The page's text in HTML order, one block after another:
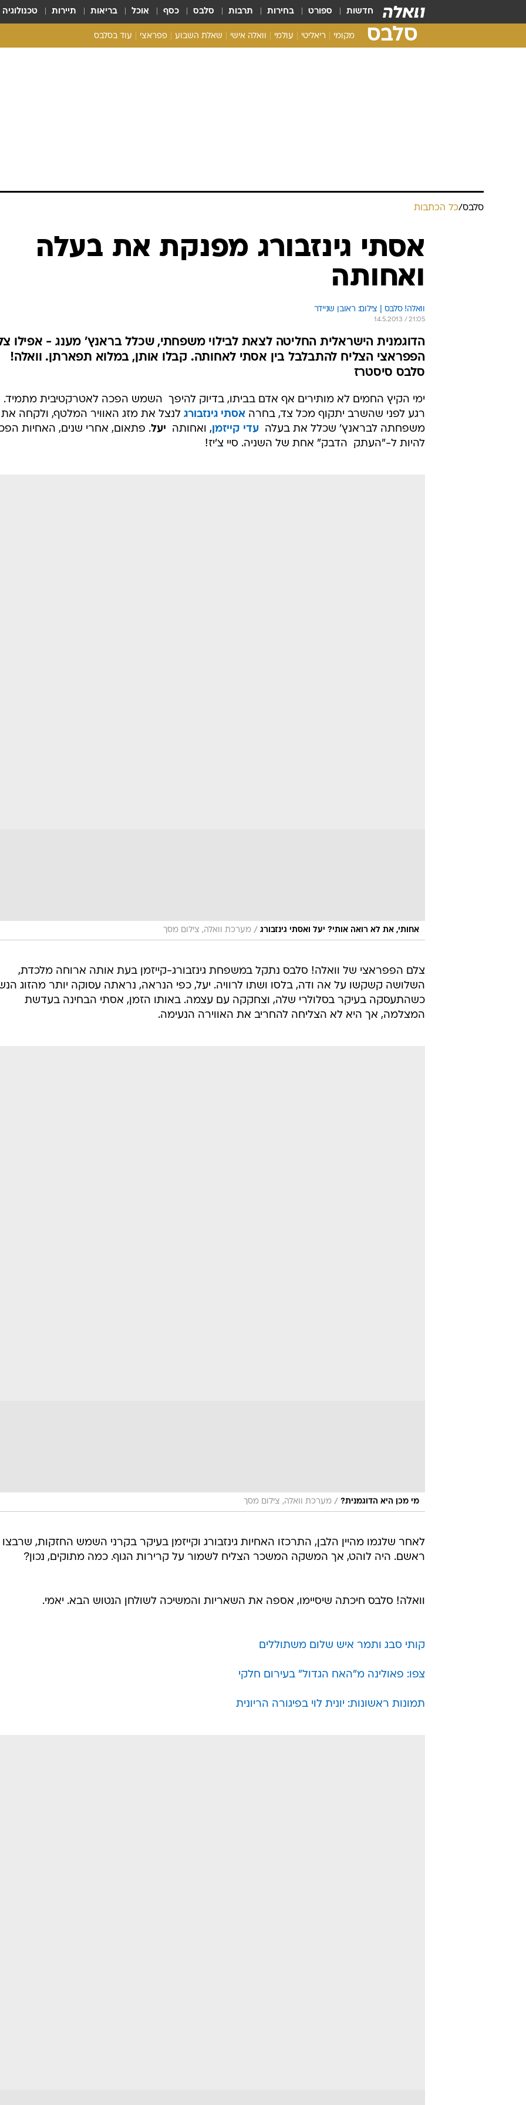
חדשות ספורט בחירות תרבות סלבס כסף אוכל בריאות תיירות טכנולוגיה
סלבס מקומי ריאליטי עולמי וואלה אישי שאלת השבוע פפראצי עוד בסלבס
סלבס/כל הכתבות
אסתי גינזבורג מפנקת את בעלה
ואחותה
וואלה! סלבס | צילום: ראובן שניידר
14.5.2013 / 21:05
הדוגמנית הישראלית החליטה לצאת לבילוי משפחתי, שכלל בראנץ' מענג - אפילו
הפפראצי הצליח להתבלבל בין אסתי לאחותה. קבלו אותן, במלוא תפארתן. וואלה!
סלבס סיסטרז
ימי הקיץ החמים לא מותירים אף אדם בביתו, בדיוק להיפך  השמש הפכה לאטרקטיבית מתמיד.
רגע לפני שהשרב יתקוף מכל צד, בחרה אסתי גינזבורג לנצל את מזג האוויר המלטף, ולקחה את
משפחתה לבראנץ' שכלל את בעלה  עדי קייזמן, ואחותה  יעל. פתאום, אחרי שנים, האחיות
להיות ל-"העתק  הדבק" אחת של השניה. סיי צ'יז!
אחותי, את לא רואה אותי? יעל ואסתי גינזבורג / מערכת וואלה, צילום מסך
צלם הפפראצי של וואלה! סלבס נתקל במשפחת גינזבורג-קייזמן בעת אותה ארוחה מלכדת,
השלושה קשקשו על אה ודה, בלסו ושתו לרוויה. יעל, כפי הנראה, נראתה עסוקה יותר מהזוג
כשהתעסקה בעיקר בסלולרי שלה, וצחקקה עם עצמה. באותו הזמן, אסתי הבחינה בעדשת
המצלמה, אך היא לא הצליחה להחריב את האווירה הנעימה.
מי מכן היא הדוגמנית? / מערכת וואלה, צילום מסך
לאחר שלגמו מהיין הלבן, התרכזו האחיות גינזבורג וקייזמן בעיקר בקרני השמש החזקות,
ראשם. היה לוהט, אך המשקה המשכר הצליח לשמור על קרירות הגוף. כמה מתוקים, נכון?
וואלה! סלבס חיכתה שיסיימו, אספה את השאריות והמשיכה לשולחן הנטוש הבא. יאמי.
קותי סבג ותמר איש שלום משתוללים
צפו: פאולינה מ"האח הגדול" בעירום חלקי
תמונות ראשונות: יונית לוי בפיגורה הריונית